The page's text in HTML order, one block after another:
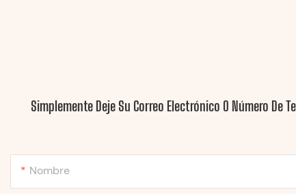
Simplemente Deje Su Correo Electrónico O Número De
Nombre